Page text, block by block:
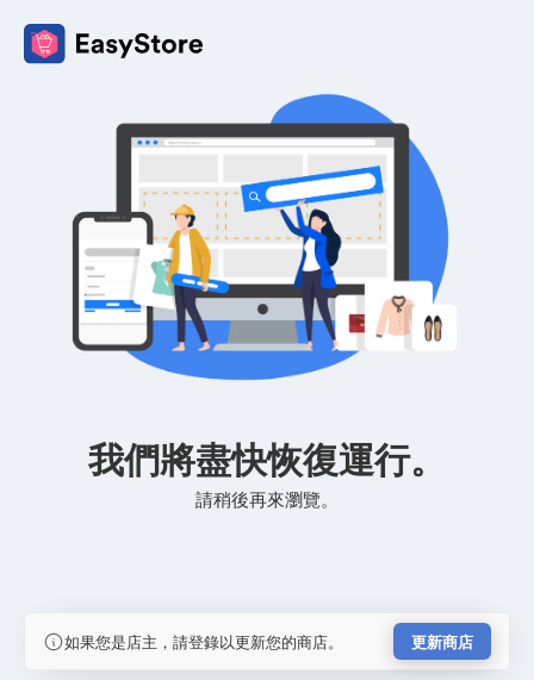
我們將盡快恢復運行。
請稍後再來瀏覽。
如果您是店主，請登錄以更新您的商店。 更新商店